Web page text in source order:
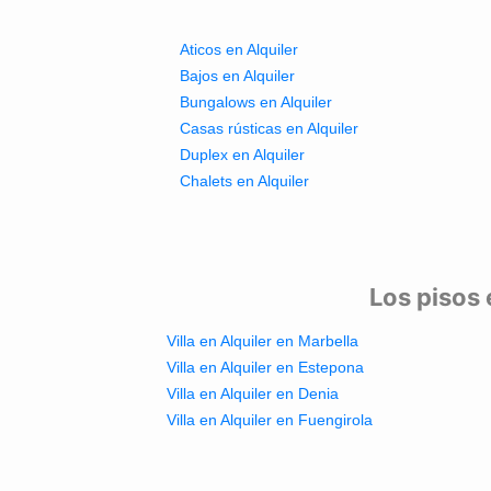
Aticos en Alquiler
Bajos en Alquiler
Bungalows en Alquiler
Casas rústicas en Alquiler
Duplex en Alquiler
Chalets en Alquiler
Los pisos
Villa en Alquiler en Marbella
Villa en Alquiler en Estepona
Villa en Alquiler en Denia
Villa en Alquiler en Fuengirola